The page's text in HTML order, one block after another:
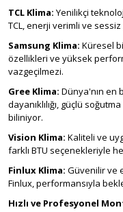
TCL Klima: Yenilikçi
TCL, enerji verimli ve
Samsung Klima: Küresel
özellikleri ve yüksek
vazgeçilmezi.
Gree Klima: Dünya'nın en
dayanıklılığı, güçlü
biliniyor.
Vision Klima: Kaliteli ve
farklı BTU seçenekleriyle
Finlux Klima: Güvenilir ve
Finlux, performansıyla
Hızlı ve Profesyonel